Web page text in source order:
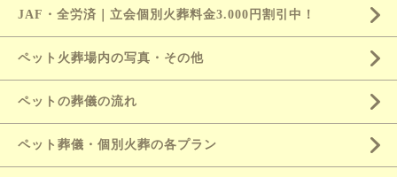
JAF・全労済｜立会個別火葬料金3.000円割引中！
ペット火葬場内の写真・その他
ペットの葬儀の流れ
ペット葬儀・個別火葬の各プラン